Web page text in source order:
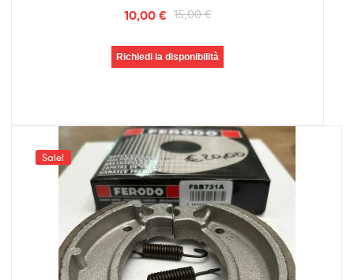
15,00€
10,00 €
Richiedi la disponibilità
Sale!